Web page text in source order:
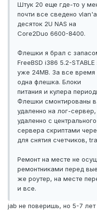
Штук 20 еще где-то у
почти все сведено
десяток 2U NAS на
Core2Duo 6600-8400.
Флешки я брал с
FreeBSD i386 5.2-
уже 24MB. За все время
одна флешка. Блоки
питания и кулера
Флешки смонтированы
удаленно на лог-
удаленно с центрального
сервера скриптами
для снятия счетчиков,
Ремонт на месте не
ремонтниками перед
же роутер, на месте
и все.
jab не поверишь, но 5-7 лет